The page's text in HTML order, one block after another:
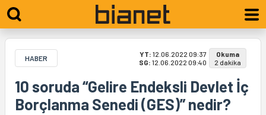
HABER YT: 12.06.2022 09:37
SG: 12.06.2022 09:40
Okuma
2 dakika
10 soruda “Gelire Endeksli Devlet İç
Borçlanma Senedi (GES)” nedir?